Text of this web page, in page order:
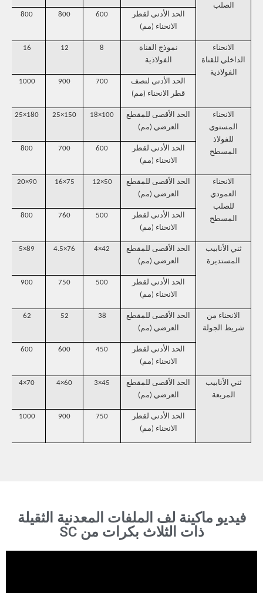
الصلب
الحد الأدنى لقطر
الانحناء (مم)
600
800
800
الانحناء
الداخلي للقناة
الفولاذية
نموذج القناة
الفولاذية
8
12
16
الحد الأدنى لنصف
قطر الانحناء (مم)
700
900
1000
الانحناء
المستوي
للفولاذ
المسطح
الحد الأقصى للمقطع
العرضي (مم)
100×18
150×25
180×25
الحد الأدنى لقطر
الانحناء (مم)
600
700
800
الانحناء
العمودي
للصلب
المسطح
الحد الأقصى للمقطع
العرضي (مم)
50×12
75×16
90×20
الحد الأدنى لقطر
الانحناء (مم)
500
760
800
ثني الأنابيب
المستديرة
الحد الأقصى للمقطع
العرضي (مم)
42×4
76×4.5
89×5
الحد الأدنى لقطر
الانحناء (مم)
500
750
900
الانحناء من
شريط الجولة
الحد الأقصى للمقطع
العرضي (مم)
38
52
62
الحد الأدنى لقطر
الانحناء (مم)
450
600
600
ثني الأنابيب
المربعة
الحد الأقصى للمقطع
العرضي (مم)
45×3
60×4
70×4
الحد الأدنى لقطر
الانحناء (مم)
750
900
1000
فيديو ماكينة لف الملفات المعدنية الثقيلة
ذات الثلاث بكرات من SC